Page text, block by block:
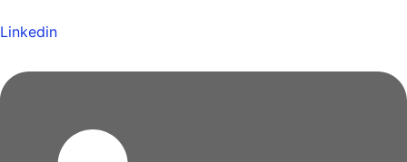
Linkedin